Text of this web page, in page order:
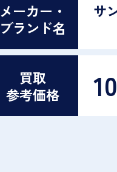
メーカー・
ブランド名
サ
買取
参考価格